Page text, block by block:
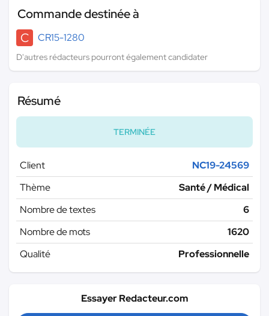
Commande destinée à
C
CR15-1280
D'autres rédacteurs pourront également candidater
Résumé
TERMINÉE
Client
NC19-24569
Thème
Santé / Médical
Nombre de textes
6
Nombre de mots
1620
Qualité
Professionnelle
Essayer Redacteur.com